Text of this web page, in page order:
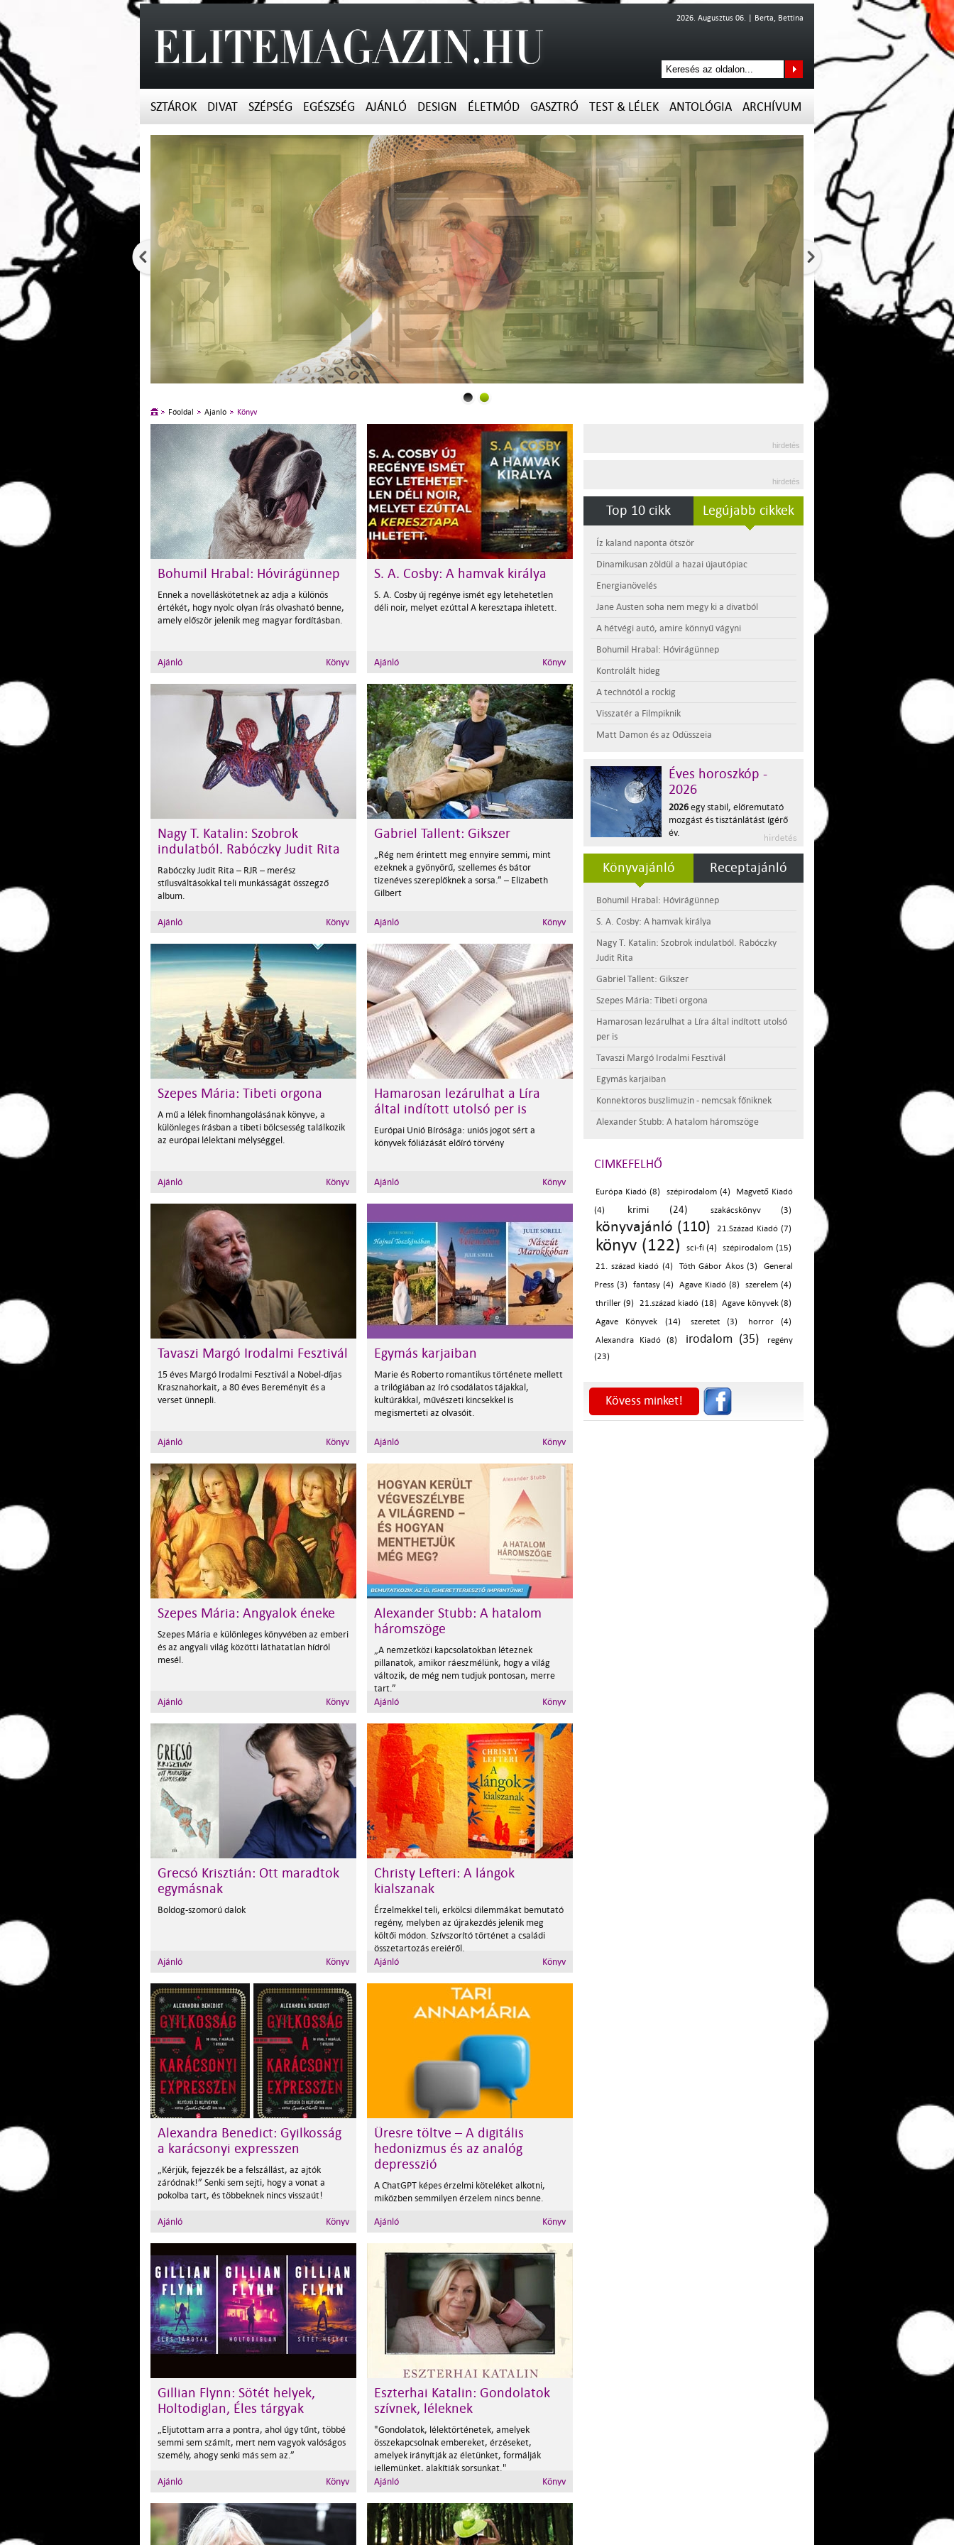
2026. Augusztus 06. | Berta, Bettina
SZTÁROK DIVAT SZÉPSÉG EGÉSZSÉG AJÁNLÓ DESIGN ÉLETMÓD GASZTRÓ TEST & LÉLEK ANTOLÓGIA ARCHÍVUM
Főoldal Ajánló Könyv
Bohumil Hrabal: Hóvirágünnep
Ennek a novelláskötetnek az adja a különös
értékét, hogy nyolc olyan írás olvasható benne,
amely először jelenik meg magyar fordításban.
Ajánló Könyv
S. A. Cosby: A hamvak királya
S. A. Cosby új regénye ismét egy letehetetlen
déli noir, melyet ezúttal A keresztapa ihletett.
Ajánló Könyv
Nagy T. Katalin: Szobrok
indulatból. Rabóczky Judit Rita
Rabóczky Judit Rita – RJR – merész
stílusváltásokkal teli munkásságát összegző
album.
Ajánló Könyv
Gabriel Tallent: Gikszer
„Rég nem érintett meg ennyire semmi, mint
ezeknek a gyönyörű, szellemes és bátor
tizenéves szereplőknek a sorsa.” – Elizabeth
Gilbert
Ajánló Könyv
Szepes Mária: Tibeti orgona
A mű a lélek finomhangolásának könyve, a
különleges írásban a tibeti bölcsesség találkozik
az európai lélektani mélységgel.
Ajánló Könyv
Hamarosan lezárulhat a Líra
által indított utolsó per is
Európai Unió Bírósága: uniós jogot sért a
könyvek fóliázását előíró törvény
Ajánló Könyv
Tavaszi Margó Irodalmi Fesztivál
15 éves Margó Irodalmi Fesztivál a Nobel-díjas
Krasznahorkait, a 80 éves Bereményit és a
verset ünnepli.
Ajánló Könyv
Egymás karjaiban
Marie és Roberto romantikus története mellett
a trilógiában az író csodálatos tájakkal,
kultúrákkal, művészeti kincsekkel is
megismerteti az olvasóit.
Ajánló Könyv
Szepes Mária: Angyalok éneke
Szepes Mária e különleges könyvében az emberi
és az angyali világ közötti láthatatlan hídról
mesél.
Ajánló Könyv
Alexander Stubb: A hatalom
háromszöge
„A nemzetközi kapcsolatokban léteznek
pillanatok, amikor ráeszmélünk, hogy a világ
változik, de még nem tudjuk pontosan, merre
tart.”
Ajánló
Könyv
Grecsó Krisztián: Ott maradtok
egymásnak
Boldog-szomorú dalok
Ajánló Könyv
Christy Lefteri: A lángok
kialszanak
Érzelmekkel teli, erkölcsi dilemmákat bemutató
regény, melyben az újrakezdés jelenik meg
költői módon. Szívszorító történet a családi
összetartozás erejéről.
Ajánló
Könyv
Alexandra Benedict: Gyilkosság
a karácsonyi expresszen
„Kérjük, fejezzék be a felszállást, az ajtók
záródnak!” Senki sem sejti, hogy a vonat a
pokolba tart, és többeknek nincs visszaút!
Ajánló Könyv
Üresre töltve – A digitális
hedonizmus és az analóg
depresszió
A ChatGPT képes érzelmi köteléket alkotni,
miközben semmilyen érzelem nincs benne.
Ajánló Könyv
Gillian Flynn: Sötét helyek,
Holtodiglan, Éles tárgyak
„Eljutottam arra a pontra, ahol úgy tűnt, többé
semmi sem számít, mert nem vagyok valóságos
személy, ahogy senki más sem az.”
Ajánló Könyv
Eszterhai Katalin: Gondolatok
szívnek, léleknek
"Gondolatok, lélektörténetek, amelyek
összekapcsolnak embereket, érzéseket,
amelyek irányítják az életünket, formálják
jellemünket, alakítják sorsunkat."
Ajánló
Könyv
hirdetés
hirdetés
Top 10 cikk Legújabb cikkek
Íz kaland naponta ötször
Dinamikusan zöldül a hazai újautópiac
Energianövelés
Jane Austen soha nem megy ki a divatból
A hétvégi autó, amire könnyű vágyni
Bohumil Hrabal: Hóvirágünnep
Kontrolált hideg
A technótól a rockig
Visszatér a Filmpiknik
Matt Damon és az Odüsszeia
Éves horoszkóp -
2026
2026 egy stabil, előremutató
mozgást és tisztánlátást ígérő
év.
Könyvajánló Receptajánló
Bohumil Hrabal: Hóvirágünnep
S. A. Cosby: A hamvak királya
Nagy T. Katalin: Szobrok indulatból. Rabóczky
Judit Rita
Gabriel Tallent: Gikszer
Szepes Mária: Tibeti orgona
Hamarosan lezárulhat a Líra által indított utolsó
per is
Tavaszi Margó Irodalmi Fesztivál
Egymás karjaiban
Konnektoros buszlimuzin - nemcsak főniknek
Alexander Stubb: A hatalom háromszöge
CIMKEFELHŐ
Európa Kiadó (8) szépirodalom (4)
Magvető Kiadó
(4)
krimi (24) szakácskönyv (3)
könyvajánló (110) 21.Század Kiadó (7)
könyv (122) sci-fi (4)
szépirodalom (15)
21. század kiadó (4)
Tóth Gábor Ákos (3)
General
Press (3)
fantasy (4) Agave Kiadó (8)
szerelem (4)
thriller (9)
21.század kiadó (18)
Agave könyvek (8)
Agave Könyvek (14)
szeretet (3)
horror (4)
Alexandra Kiadó (8)
irodalom (35)
regény
(23)
Kövess minket!